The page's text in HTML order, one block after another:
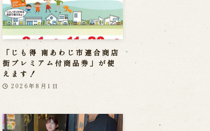
「じも得 南あわじ市連合商店
街プレミアム付商品券」が使
えます！
2026年8月1日